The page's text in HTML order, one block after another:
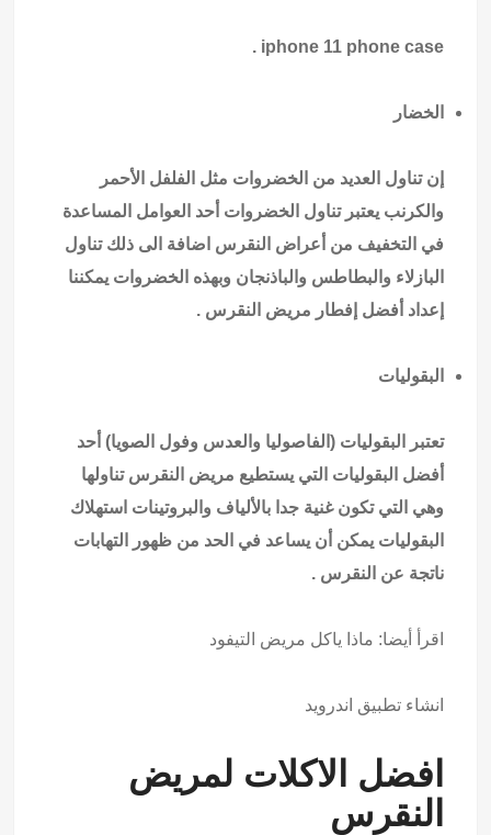
iphone 11 phone case
.
الخضار
إن تناول العديد من الخضروات مثل الفلفل الأحمر
والكرنب يعتبر تناول الخضروات أحد العوامل المساعدة
في التخفيف من أعراض النقرس اضافة الى ذلك تناول
البازلاء والبطاطس والباذنجان وبهذه الخضروات يمكننا
إعداد أفضل إفطار مريض النقرس .
البقوليات
تعتبر البقوليات (الفاصوليا والعدس وفول الصويا) أحد
أفضل البقوليات التي يستطيع مريض النقرس تناولها
وهي التي تكون غنية جدا بالألياف والبروتينات استهلاك
البقوليات يمكن أن يساعد في الحد من ظهور التهابات
ناتجة عن النقرس .
اقرأ أيضا: ماذا ياكل مريض التيفود
انشاء تطبيق اندرويد
افضل الاكلات لمريض
النقرس